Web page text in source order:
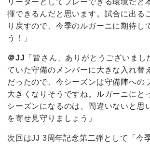
リーダーとしてプレーできる環境だと
揮できるんだと思います。試合に出る
り戻すので、今季のルガーニに期待し
う！」
＠JJ 「皆さん、ありがとうございまし
ていた守備のメンバーに大きな入れ替
だったので、今シーズンは守備陣への
大きくなりそうですね。ルガーニにと
シーズンになるのは、間違いないと思
を寄せ見守りましょう」
次回はJJ 3周年記念第二弾として「今